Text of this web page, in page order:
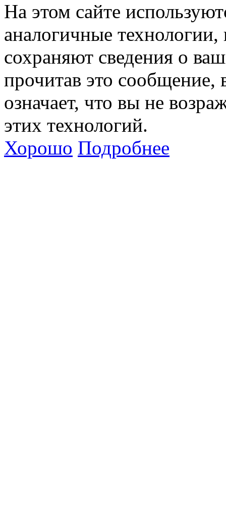
На этом сайте
аналогичные технологии,
сохраняют сведения о
прочитав это сообщение,
означает, что вы не
этих технологий.
Хорошо Подробнее